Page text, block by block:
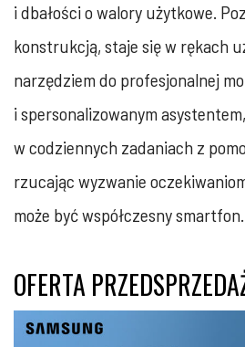
i dbałości o walory użytkowe.
konstrukcją, staje się w rękach
narzędziem do profesjonalnej
i spersonalizowanym
w codziennych zadaniach z
rzucając wyzwanie
może być współczesny smartfon.
OFERTA